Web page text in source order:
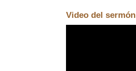
Video del sermón